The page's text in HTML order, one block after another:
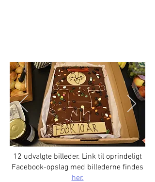
12 udvalgte billeder. Link til oprindeligt
Facebook-opslag med billederne findes
her.